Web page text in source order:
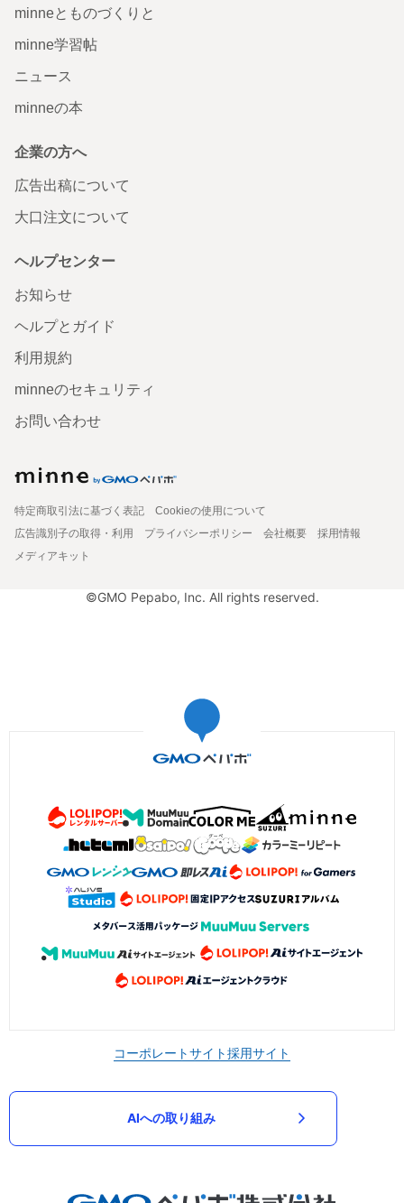
minneとものづくりと
minne学習帖
ニュース
minneの本
企業の方へ
広告出稿について
大口注文について
ヘルプセンター
お知らせ
ヘルプとガイド
利用規約
minneのセキュリティ
お問い合わせ
特定商取引法に基づく表記
Cookieの使用について
広告識別子の取得・利用
プライバシーポリシー 会社概要
採用情報
メディアキット
©GMO Pepabo, Inc. All rights reserved.
コーポレートサイト採用サイト
AIへの取り組み